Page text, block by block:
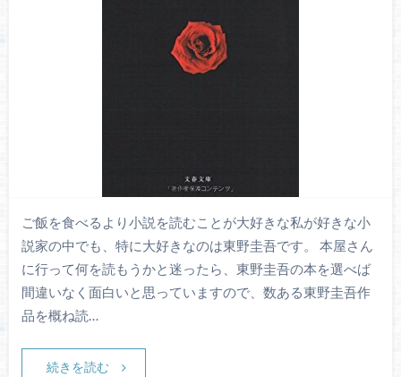
ご飯を食べるより小説を読むことが大好きな私が好きな小
説家の中でも、特に大好きなのは東野圭吾です。 本屋さん
に行って何を読もうかと迷ったら、東野圭吾の本を選べば
間違いなく面白いと思っていますので、数ある東野圭吾作
品を概ね読…
続きを読む